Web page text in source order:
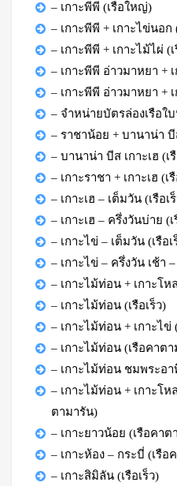
– เกาะพีพี (เรือใหญ่)
– เกาะพีพี + เกาะไข่นอก
– เกาะพีพี + เกาะไม้ไผ่ (
– เกาะพีพี อ่าวมาหยา + เ
– เกาะพีพี อ่าวมาหยา + เ
– จำหน่ายบัตรล่องเรือใ
– ราชาน้อย + บานาน่า บี
– บานาน่า บีส เกาะเฮ (เ
– เกาะราชา + เกาะเฮ (เ
– เกาะเฮ – เต็มวัน (เรือเ
– เกาะเฮ – ครึ่งวันบ่าย (เ
– เกาะไข่ – เต็มวัน (เรือเ
– เกาะไข่ – ครึ่งวัน เช้า
– เกาะไม้ท่อน + เกาะโห
– เกาะไม้ท่อน (เรือเร็ว)
– เกาะไม้ท่อน + เกาะไข่
– เกาะไม้ท่อน (เรือคาต
– เกาะไม้ท่อน ชมพระอ
– เกาะไม้ท่อน + เกาะโ
ตามารัน)
– เกาะยาวน้อย (เรือคาต
– เกาะห้อง – กระบี่ (เรือ
– เกาะสิมิลัน (เรือเร็ว)